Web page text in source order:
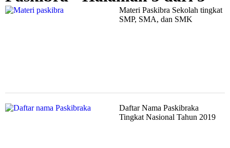
Materi Paskibra Sekolah tingkat
SMP, SMA, dan SMK
Daftar Nama Paskibraka
Tingkat Nasional Tahun 2019